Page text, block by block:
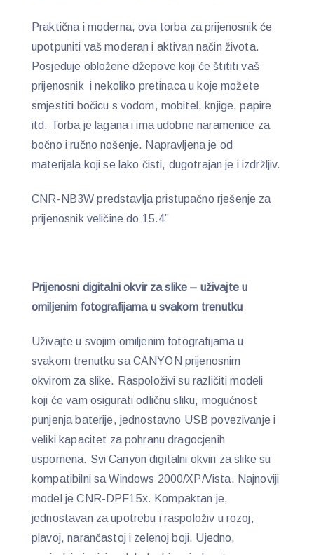
Praktična i moderna, ova torba za prijenosnik će
upotpuniti vaš moderan i aktivan način života.
Posjeduje obložene džepove koji će štititi vaš
prijenosnik i nekoliko pretinaca u koje možete
smjestiti bočicu s vodom, mobitel, knjige, papire
itd. Torba je lagana i ima udobne naramenice za
bočno i ručno nošenje. Napravljena je od
materijala koji se lako čisti, dugotrajan je i izdržljiv.
CNR-NB3W predstavlja pristupačno rješenje za
prijenosnik veličine do 15.4”
Prijenosni digitalni okvir za slike – uživajte u
omiljenim fotografijama u svakom trenutku
Uživajte u svojim omiljenim fotografijama u
svakom trenutku sa CANYON prijenosnim
okvirom za slike. Raspoloživi su različiti modeli
koji će vam osigurati odličnu sliku, mogućnost
punjenja baterije, jednostavno USB povezivanje i
veliki kapacitet za pohranu dragocjenih
uspomena. Svi Canyon digitalni okviri za slike su
kompatibilni sa Windows 2000/XP/Vista. Najnoviji
model je CNR-DPF15x. Kompaktan je,
jednostavan za upotrebu i raspoloživ u rozoj,
plavoj, narančastoj i zelenoj boji. Ujedno,